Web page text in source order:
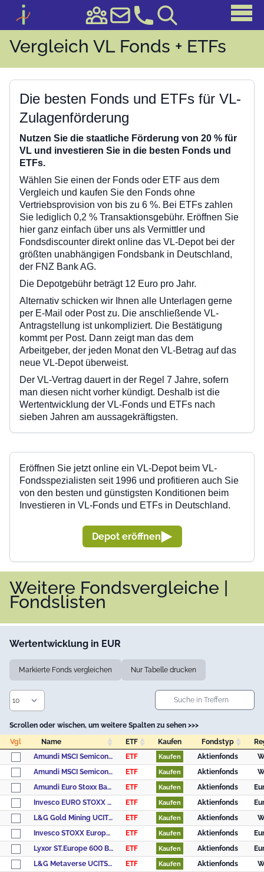
Vergleich VL Fonds + ETFs
Die besten Fonds und ETFs für VL-
Zulagenförderung
Nutzen Sie die staatliche Förderung von 20 % für
VL und investieren Sie in die besten Fonds und
ETFs.
Wählen Sie einen der Fonds oder ETF aus dem
Vergleich und kaufen Sie den Fonds ohne
Vertriebsprovision von bis zu 6 %. Bei ETFs zahlen
Sie lediglich 0,2 % Transaktionsgebühr. Eröffnen Sie
hier ganz einfach über uns als Vermittler und
Fondsdiscounter direkt online das VL-Depot bei der
größten unabhängigen Fondsbank in Deutschland,
der FNZ Bank AG.
Die Depotgebühr beträgt 12 Euro pro Jahr.
Alternativ schicken wir Ihnen alle Unterlagen gerne
per E-Mail oder Post zu. Die anschließende VL-
Antragstellung ist unkompliziert. Die Bestätigung
kommt per Post. Dann zeigt man das dem
Arbeitgeber, der jeden Monat den VL-Betrag auf das
neue VL-Depot überweist.
Der VL-Vertrag dauert in der Regel 7 Jahre, sofern
man diesen nicht vorher kündigt. Deshalb ist die
Wertentwicklung der VL-Fonds und ETFs nach
sieben Jahren am aussagekräftigsten.
Eröffnen Sie jetzt online ein VL-Depot beim VL-
Fondsspezialisten seit 1996 und profitieren auch Sie
von den besten und günstigsten Konditionen beim
Investieren in VL-Fonds und ETFs in Deutschland.
Depot eröffnen
Weitere Fondsvergleiche |
Fondslisten
Wertentwicklung in EUR
Markierte Fonds vergleichen Nur Tabelle drucken
Scrollen oder wischen, um weitere Spalten zu sehen >>>
Vgl
Name ETF Kaufen Fondstyp
Vgl
Name ETF Kaufen Fondstyp
Amundi MSCI Semiconductors UCITS ETF Acc ETF Kaufen Aktienfonds
Amundi MSCI Semiconductors UCITS ETF Dist
ETF Kaufen Aktienfonds
Amundi Euro Stoxx Banks UCITS ETF Acc
ETF Kaufen Aktienfonds
Invesco EURO STOXX Optimised Banks UCITS ETF Acc
ETF Kaufen Aktienfonds
L&G Gold Mining UCITS ETF USD Accumulating ETF
ETF Kaufen Aktienfonds
Invesco STOXX Europe 600 Optimised Banks UCITS ETF Acc
ETF Kaufen Aktienfonds
Lyxor ST.Europe 600 Banks UE A.
ETF Kaufen Aktienfonds
L&G Metaverse UCITS ETF USD Accumulating ETF
ETF Kaufen Aktienfonds